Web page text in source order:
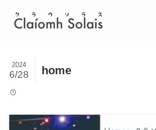
home
2024
6/28